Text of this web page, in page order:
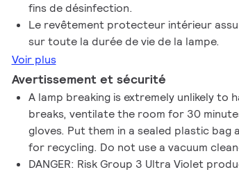
fins de désinfection.
Le revêtement protecteur intérieur
sur toute la durée de vie de la lampe.
Voir plus
Avertissement et sécurité
A lamp breaking is extremely unlikely to
breaks, ventilate the room for 30
gloves. Put them in a sealed plastic
for recycling. Do not use a vacuum
DANGER: Risk Group 3 Ultra Violet